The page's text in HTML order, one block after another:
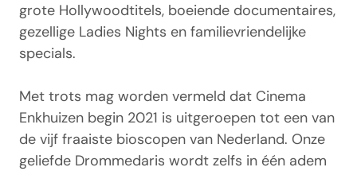
grote Hollywoodtitels, boeiende documentaires,
gezellige Ladies Nights en familievriendelijke
specials.
Met trots mag worden vermeld dat Cinema
Enkhuizen begin 2021 is uitgeroepen tot een van
de vijf fraaiste bioscopen van Nederland. Onze
geliefde Drommedaris wordt zelfs in één adem